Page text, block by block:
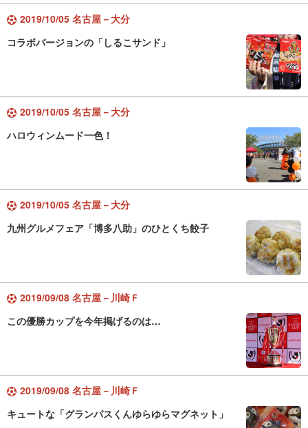
2019/10/05 名古屋－大分
コラボバージョンの「しるこサンド」
2019/10/05 名古屋－大分
ハロウィンムード一色！
2019/10/05 名古屋－大分
九州グルメフェア「博多八助」のひとくち餃子
2019/09/08 名古屋－川崎Ｆ
この優勝カップを今年掲げるのは…
2019/09/08 名古屋－川崎Ｆ
キュートな「グランパスくんゆらゆらマグネット」